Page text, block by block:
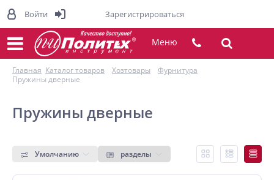
Меню
Главная Каталог товаров Хозтовары
Фурнитура
Пружины дверные
Пружины дверные
Умолчанию разделы
Войти Зарегистрироваться